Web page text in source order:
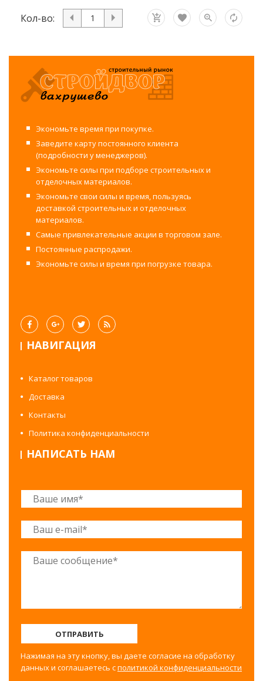
Кол-во:
Экономьте время при покупке.
Заведите карту постоянного клиента
(подробности у менеджеров).
Экономьте силы при подборе строительных и
отделочных материалов.
Экономьте свои силы и время, пользуясь
доставкой строительных и отделочных
материалов.
Самые привлекательные акции в торговом зале.
Постоянные распродажи.
Экономьте силы и время при погрузке товара.
НАВИГАЦИЯ
Каталог товаров
Доставка
Контакты
Политика конфиденциальности
НАПИСАТЬ НАМ
ОТПРАВИТЬ
Нажимая на эту кнопку, вы даете согласие на обработку
данных и соглашаетесь сполитикой конфиденциальности